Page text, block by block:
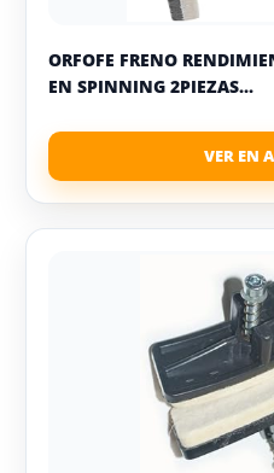
ORFOFE FRENO
EN SPINNING 2PIEZAS...